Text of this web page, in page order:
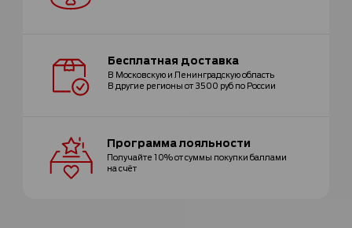
Бесплатная доставка
В Московскую и Ленинградскую область
В другие регионы от 3500 руб по России
Программалояльности
Получайте 10% от суммы покупки баллами
на счёт